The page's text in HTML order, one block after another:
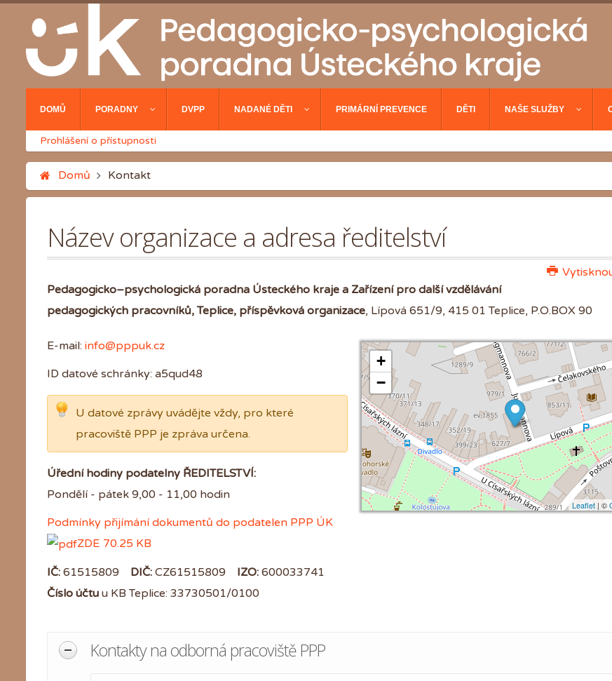
DOMŮ PORADNY DVPP NADANÉ DĚTI PRIMÁRNÍ PREVENCE DĚTI NAŠE SLUŽBY
Prohlášení o přístupnosti
Domů Kontakt
Název organizace a adresa ředitelství
Pedagogicko–psychologická poradna Ústeckého kraje a Zařízení pro další vzdělávání
pedagogických pracovníků, Teplice, příspěvková organizace, Lípová 651/9, 415 01 Teplice, P.O.BOX 90
E-mail: info@pppuk.cz
ID datové schránky: a5qud48
U datové zprávy uvádějte vždy, pro které
pracoviště PPP je zpráva určena.
Úřední hodiny podatelny ŘEDITELSTVÍ:
Pondělí - pátek 9,00 - 11,00 hodin
Podmínky přijímání dokumentů do podatelen PPP ÚK
ZDE 70.25 KB
IČ: 61515809 DIČ: CZ61515809 IZO: 600033741
Číslo účtu u KB Teplice: 33730501/0100
+
−
Leaflet| ©
Kontakty na odborná pracoviště PPP